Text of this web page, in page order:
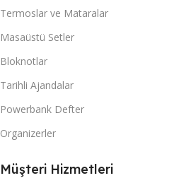
Termoslar ve Mataralar
Masaüstü Setler
Bloknotlar
Tarihli Ajandalar
Powerbank Defter
Organizerler
Müşteri Hizmetleri